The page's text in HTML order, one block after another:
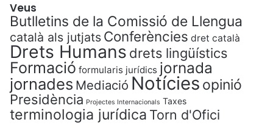
Veus
Butlletins de la Comissió de Llengua
català als jutjats Conferències dret català
Drets Humans drets lingüístics
Formació formularis jurídics jornada
jornades Mediació Notícies opinió
Presidència Projectes Internacionals Taxes
terminologia jurídica Torn d'Ofici